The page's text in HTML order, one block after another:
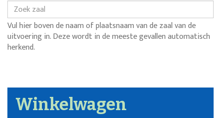
Vul hier boven de naam of plaatsnaam van de zaal van de
uitvoering in. Deze wordt in de meeste gevallen automatisch
herkend.
Winkelwagen